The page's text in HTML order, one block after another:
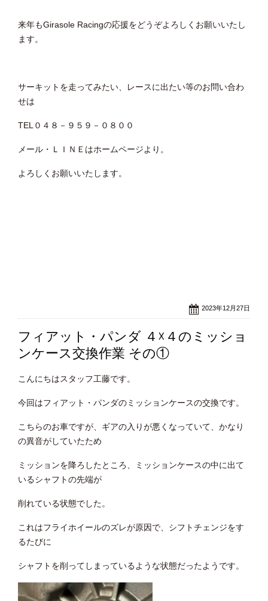
来年もGirasole Racingの応援をどうぞよろしくお願いいたし
ます。
サーキットを走ってみたい、レースに出たい等のお問い合わ
せは
TEL０４８－９５９－０８００
メール・ＬＩＮＥはホームページより。
よろしくお願いいたします。
2023年12月27日
フィアット・パンダ ４☓４のミッショ
ンケース交換作業 その①
こんにちはスタッフ工藤です。
今回はフィアット・パンダのミッションケースの交換です。
こちらのお車ですが、ギアの入りが悪くなっていて、かなり
の異音がしていたため
ミッションを降ろしたところ、ミッションケースの中に出て
いるシャフトの先端が
削れている状態でした。
これはフライホイールのズレが原因で、シフトチェンジをす
るたびに
シャフトを削ってしまっているような状態だったようです。